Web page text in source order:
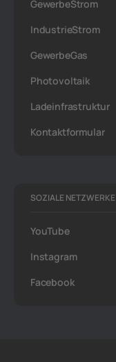
GewerbeStrom
IndustrieStrom
GewerbeGas
Photovoltaik
Ladeinfrastruktur
Kontaktformular
SOZIALE NETZWERKE
YouTube
Instagram
Facebook